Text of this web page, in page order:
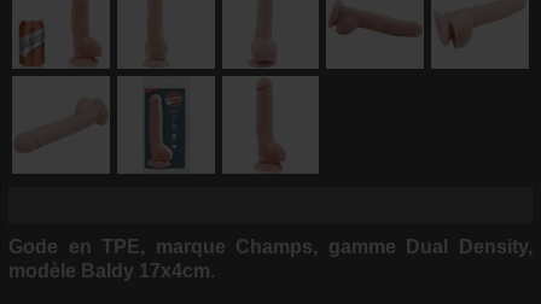
Gode en TPE, marque Champs, gamme Dual Density,
modèle Baldy 17x4cm.